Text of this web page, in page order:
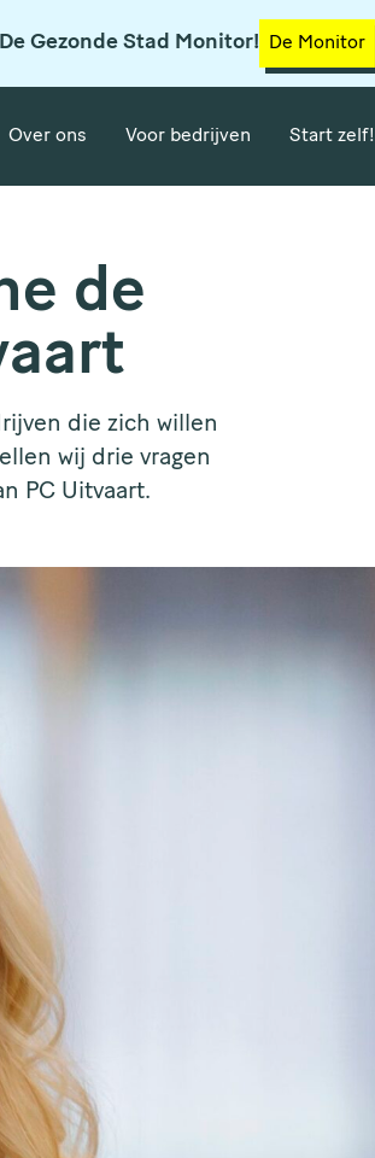
Gezonde Stad Monitor! De Monitor
Over ons Voor bedrijven Start zelf!
de
die zich willen
wij drie vragen
PC Uitvaart.